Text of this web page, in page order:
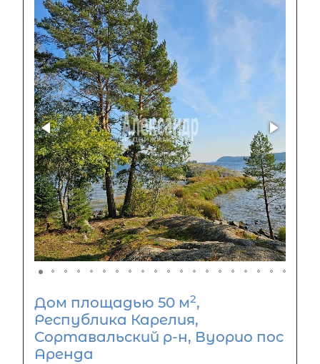
Дом площадью 50 м2,
Республика Карелия,
Сортавальский р-н, Вуорио пос
Аренда